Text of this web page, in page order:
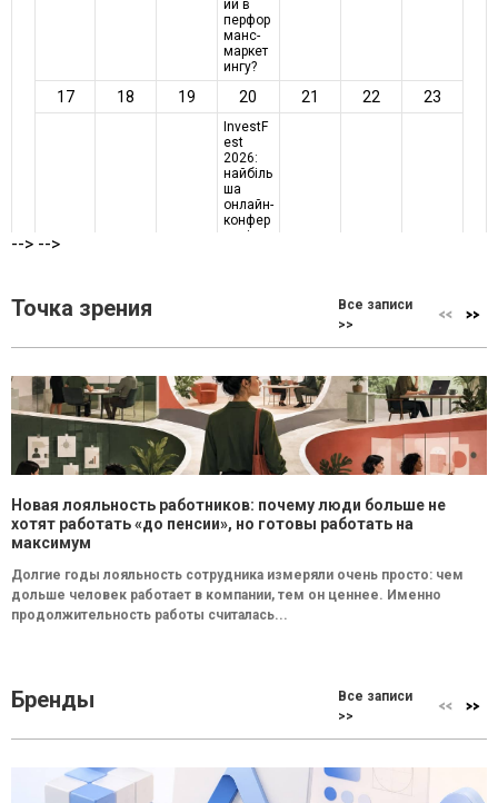
--> -->
Точка зрения
Все записи
>>
Новая лояльность работников: почему люди больше не
хотят работать «до пенсии», но готовы работать на
максимум
Долгие годы лояльность сотрудника измеряли очень просто: чем
дольше человек работает в компании, тем он ценнее. Именно
продолжительность работы считалась...
Бренды
Все записи
>>